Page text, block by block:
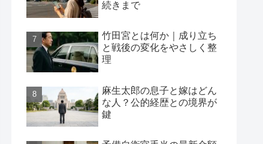
続きまで
竹田宮とは何か｜成り立ち
と戦後の変化をやさしく整
理
麻生太郎の息子と嫁はどん
な人？公的経歴との境界が
鍵